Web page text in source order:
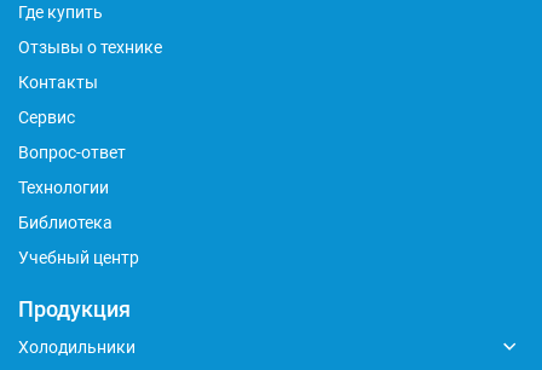
Где купить
Отзывы о технике
Контакты
Сервис
Вопрос-ответ
Технологии
Библиотека
Учебный центр
Продукция
Холодильники